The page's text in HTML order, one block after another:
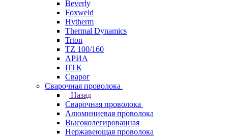
Beverly
Foxweld
Hytherm
Thermal Dynamics
Trton
TZ 100/160
АРИА
ПТК
Сварог
Сварочная проволока
Назад
Сварочная проволока
Алюминиевая проволока
Высоколегированная
Нержавеющая проволока